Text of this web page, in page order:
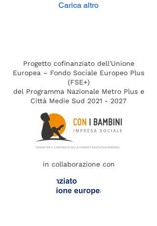
state realizzate 26
compito in classe, noioso e
un po’ freddo. Per 100
IDEE invece, è...
Carica altro
Progetto cofinanziato dell'Unione
Europea – Fondo Sociale Europeo Plus
(FSE+)
del Programma Nazionale Metro Plus e
Città Medie Sud 2021 - 2027
in collaborazione con